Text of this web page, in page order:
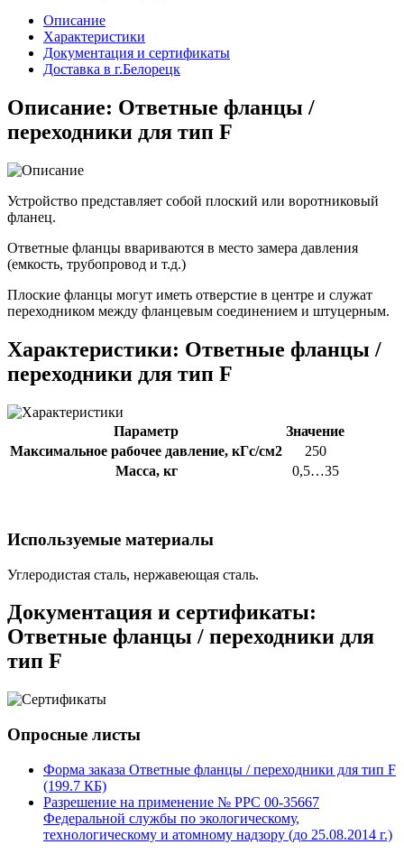
Описание
Характеристики
Документация и сертификаты
Доставка в г.Белорецк
Описание: Ответные фланцы /
переходники для тип F
Устройство представляет собой плоский или воротниковый
фланец.
Ответные фланцы ввариваются в место замера давления
(емкость, трубопровод и т.д.)
Плоские фланцы могут иметь отверстие в центре и служат
переходником между фланцевым соединением и штуцерным.
Характеристики: Ответные фланцы /
переходники для тип F
Параметр
Значение
Максимальное рабочее давление, кГс/см2
250
Масса, кг
0,5…35
Используемые материалы
Углеродистая сталь, нержавеющая сталь.
Документация и сертификаты:
Ответные фланцы / переходники для
тип F
Опросные листы
Форма заказа Ответные фланцы / переходники для тип F
(199.7 КБ)
Разрешение на применение № РРС 00-35667
Федеральной службы по экологическому,
технологическому и атомному надзору (до 25.08.2014 г.)